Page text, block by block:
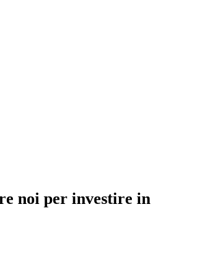
noi per investire in